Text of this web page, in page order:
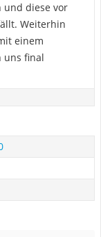
und diese vor
Weiterhin
einem
uns final